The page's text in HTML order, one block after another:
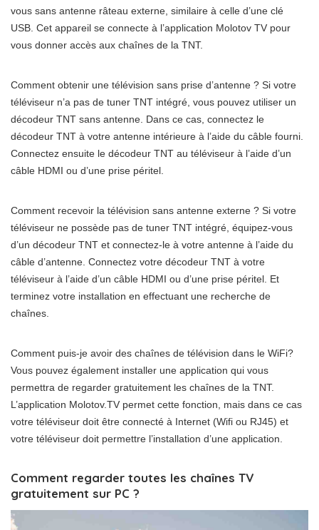
vous sans antenne râteau externe, similaire à celle d’une clé
USB. Cet appareil se connecte à l’application Molotov TV pour
vous donner accès aux chaînes de la TNT.
Comment obtenir une télévision sans prise d’antenne ? Si votre
téléviseur n’a pas de tuner TNT intégré, vous pouvez utiliser un
décodeur TNT sans antenne. Dans ce cas, connectez le
décodeur TNT à votre antenne intérieure à l’aide du câble fourni.
Connectez ensuite le décodeur TNT au téléviseur à l’aide d’un
câble HDMI ou d’une prise péritel.
Comment recevoir la télévision sans antenne externe ? Si votre
téléviseur ne possède pas de tuner TNT intégré, équipez-vous
d’un décodeur TNT et connectez-le à votre antenne à l’aide du
câble d’antenne. Connectez votre décodeur TNT à votre
téléviseur à l’aide d’un câble HDMI ou d’une prise péritel. Et
terminez votre installation en effectuant une recherche de
chaînes.
Comment puis-je avoir des chaînes de télévision dans le WiFi?
Vous pouvez également installer une application qui vous
permettra de regarder gratuitement les chaînes de la TNT.
L’application Molotov.TV permet cette fonction, mais dans ce cas
votre téléviseur doit être connecté à Internet (Wifi ou RJ45) et
votre téléviseur doit permettre l’installation d’une application.
Comment regarder toutes les chaînes TV
gratuitement sur PC ?